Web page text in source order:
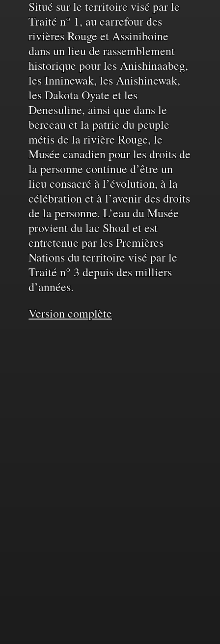
Reconnaissance
du
territoire
et
de
l'eau
Situé sur le territoire visé par le
Traité n° 1, au carrefour des
rivières Rouge et Assiniboine
dans un lieu de rassemblement
historique pour les Anishinaabeg,
les Inninewak, les Anishinewak,
les Dakota Oyate et les
Denesuline, ainsi que dans le
berceau et la patrie du peuple
métis de la rivière Rouge, le
Musée canadien pour les droits de
la personne continue d’être un
lieu consacré à l’évolution, à la
célébration et à l’avenir des droits
de la personne. L’eau du Musée
provient du lac Shoal et est
entretenue par les Premières
Nations du territoire visé par le
Traité n° 3 depuis des milliers
d’années.
Version complète